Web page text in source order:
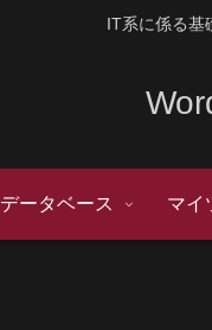
IT系に係る基
データベース マイ